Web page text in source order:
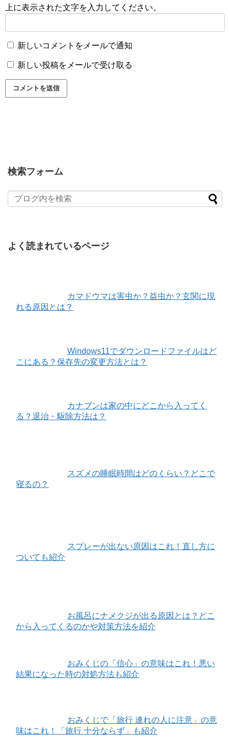
上に表示された文字を入力してください。
新しいコメントをメールで通知
新しい投稿をメールで受け取る
検索フォーム
よく読まれているページ
カマドウマは害虫か？益虫か？玄関に現
れる原因とは？
Windows11でダウンロードファイルはど
こにある？保存先の変更方法とは？
カナブンは家の中にどこから入ってく
る？退治・駆除方法は？
スズメの睡眠時間はどのくらい？どこで
寝るの？
スプレーが出ない原因はこれ！直し方に
ついても紹介
お風呂にナメクジが出る原因とは？どこ
から入ってくるのかや対策方法を紹介
おみくじの「信心」の意味はこれ！悪い
結果になった時の対処方法も紹介
おみくじで「旅行 連れの人に注意」の意
味はこれ！「旅行 十分ならず」も紹介